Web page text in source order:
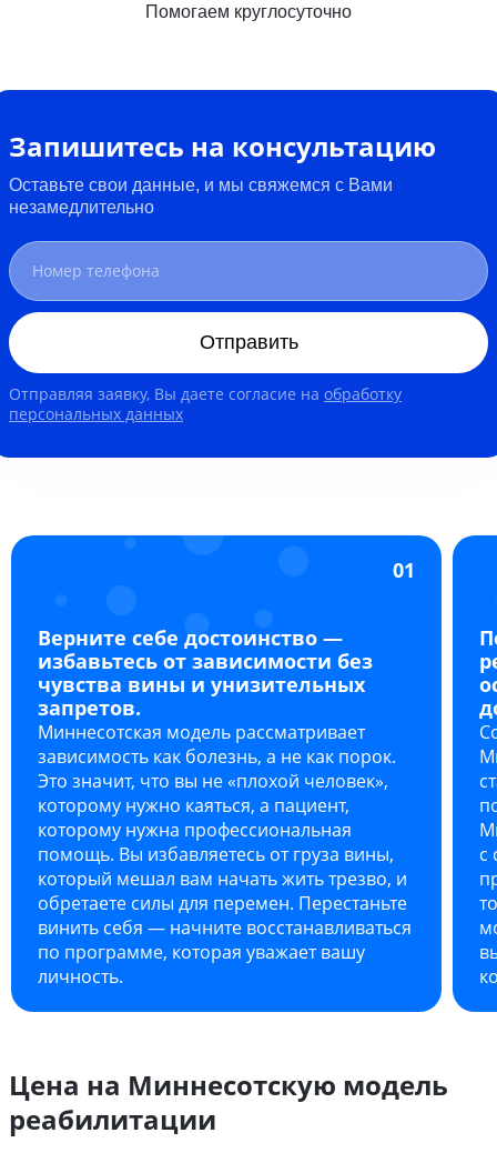
Помогаем круглосуточно
Запишитесь на консультацию
Оставьте свои данные, и мы свяжемся с Вами
незамедлительно
Отправить
Отправляя заявку, Вы даете согласие на обработку
персональных данных
01
Верните себе достоинство —
избавьтесь от зависимости без
чувства вины и унизительных
запретов.
Миннесотская модель рассматривает
зависимость как болезнь, а не как порок.
Это значит, что вы не «плохой человек»,
которому нужно каяться, а пациент,
которому нужна профессиональная
помощь. Вы избавляетесь от груза вины,
который мешал вам начать жить трезво, и
обретаете силы для перемен. Перестаньте
винить себя — начните восстанавливаться
по программе, которая уважает вашу
личность.
с
Цена на Миннесотскую модель
реабилитации